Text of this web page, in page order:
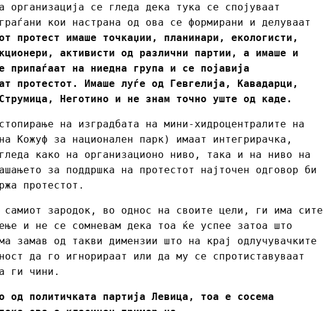
организација се гледа дека тука се спојуваат
кои настрана од ова се формирани и делуваат
протест имаше точкаџии, планинари, екологисти,
активисти од различни партии, а имаше и
припаѓаат на ниедна група и се појавија
протестот. Имаше луѓе од Гевгелија, Кавадарци,
Неготино и не знам точно уште од каде.
на изградбата на мини-хидроцентралите на
Кожуф за национален парк) имаат интегрирачка,
како на организационо ниво, така и на ниво на
за поддршка на протестот најточен одговор би
протестот.
зародок, во однос на своите цели, ги има сите
и не се сомневам дека тоа ќе успее затоа што
замав од такви димензии што на крај одлучувачките
да го игнорираат или да му се спротиставуваат
ги чини.
од политичката партија Левица, тоа е сосема